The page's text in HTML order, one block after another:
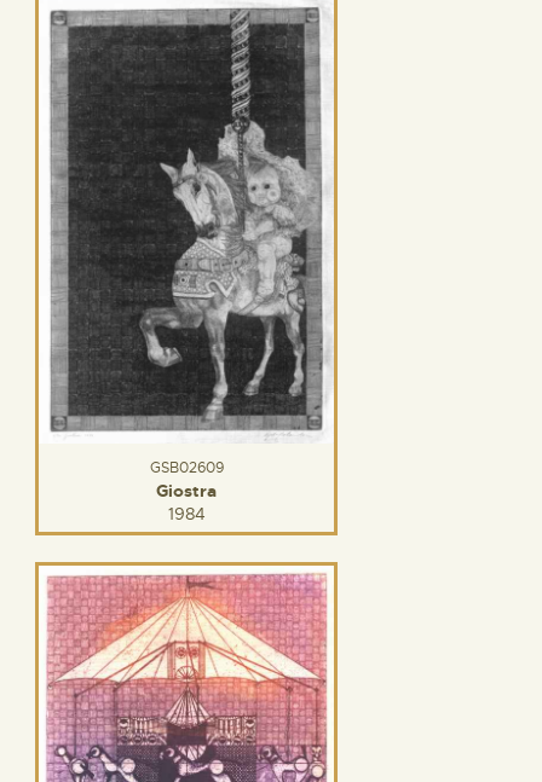
GSB02609
Giostra
1984